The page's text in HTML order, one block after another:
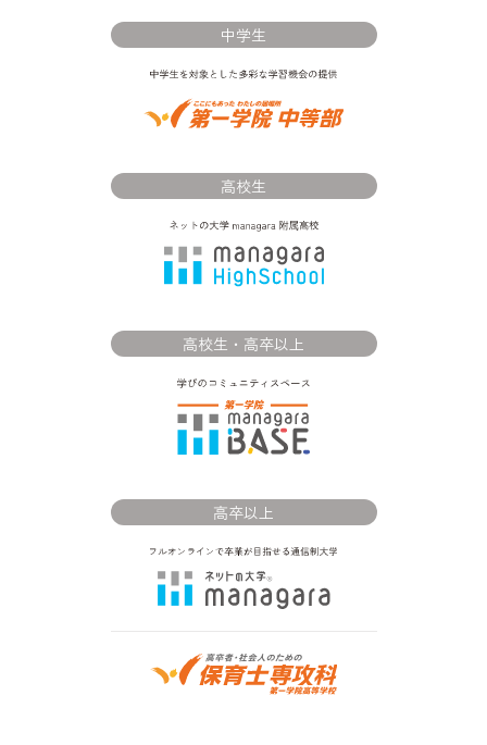
中学生
高校生
高校生・高卒以上
高卒以上